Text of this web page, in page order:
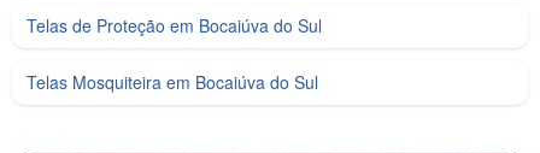
Telas de Proteção em Bocaiúva do Sul
Telas Mosquiteira em Bocaiúva do Sul